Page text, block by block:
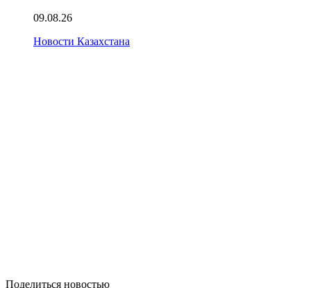
09.08.26
Новости Казахстана
Поделиться новостью